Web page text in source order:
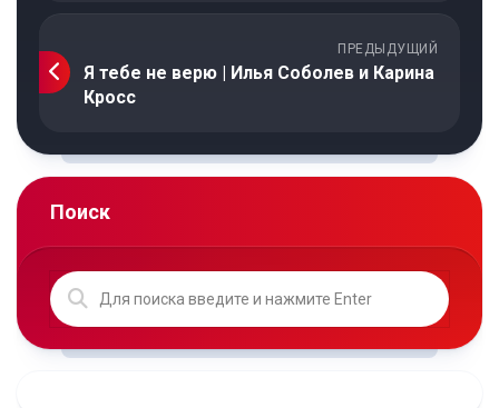
ПРЕДЫДУЩИЙ
Я тебе не верю | Илья Соболев и Карина
Кросс
Поиск